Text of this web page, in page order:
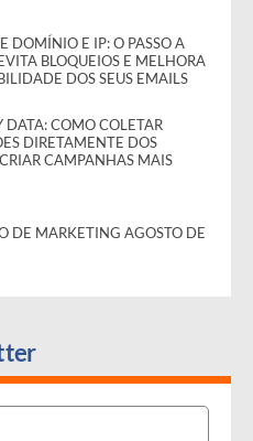
DOMÍNIO E IP: O PASSO A
BLOQUEIOS E MELHORA
DOS SEUS EMAILS
DATA: COMO COLETAR
DIRETAMENTE DOS
CAMPANHAS MAIS
DE MARKETING AGOSTO DE